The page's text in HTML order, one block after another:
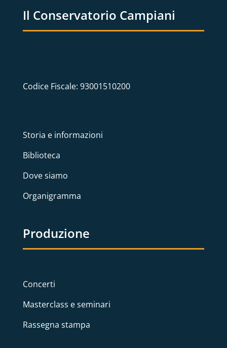
Il Conservatorio Campiani
Codice Fiscale: 93001510200
Storia e informazioni
Biblioteca
Dove siamo
Organigramma
Produzione
Concerti
Masterclass e seminari
Rassegna stampa